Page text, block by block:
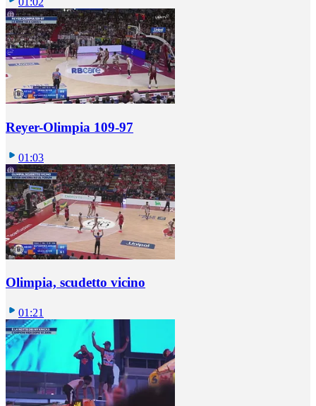
Reyer-Olimpia 109-97
01:03
Olimpia, scudetto vicino
01:21